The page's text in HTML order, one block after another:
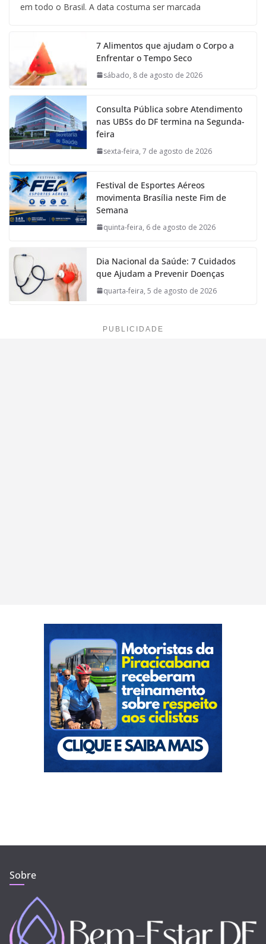
em todo o Brasil. A data costuma ser marcada
7 Alimentos que ajudam o Corpo a
Enfrentar o Tempo Seco
sábado, 8 de agosto de 2026
Consulta Pública sobre Atendimento
nas UBSs do DF termina na Segunda-
feira
sexta-feira, 7 de agosto de 2026
Festival de Esportes Aéreos
movimenta Brasília neste Fim de
Semana
quinta-feira, 6 de agosto de 2026
Dia Nacional da Saúde: 7 Cuidados
que Ajudam a Prevenir Doenças
quarta-feira, 5 de agosto de 2026
PUBLICIDADE
Sobre